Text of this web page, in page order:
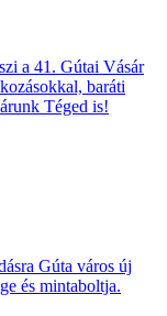
a 41. Gútai Vásár
baráti
Téged is!
Gúta város új
és mintaboltja.